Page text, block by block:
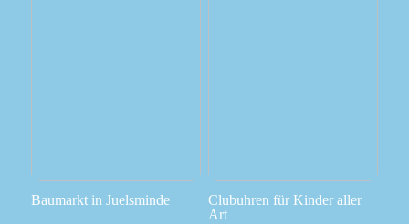
Baumarkt in Juelsminde
Clubuhren für Kinder aller
Art